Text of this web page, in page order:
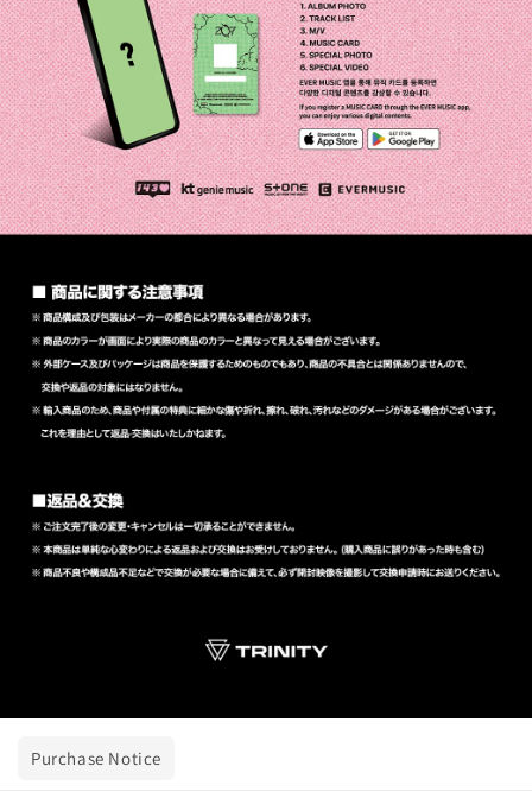
Purchase Notice